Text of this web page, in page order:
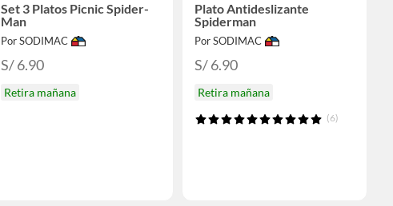
Set 3 Platos Picnic Spider-
Man
Por SODIMAC
S/ 6.90
Retira mañana
Plato Antideslizante
Spiderman
Por SODIMAC
S/ 6.90
Retira mañana
(6)